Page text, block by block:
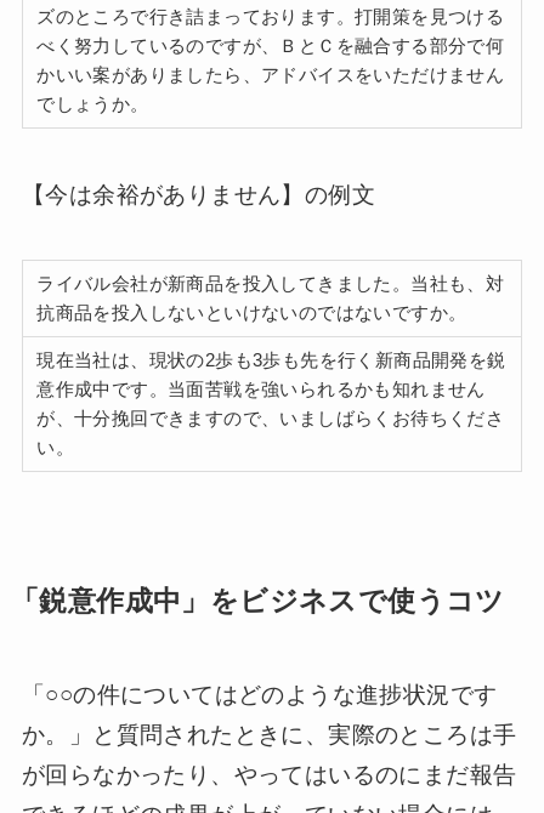
ズのところで行き詰まっております。打開策を見つける
べく努力しているのですが、ＢとＣを融合する部分で何
かいい案がありましたら、アドバイスをいただけません
でしょうか。
【今は余裕がありません】の例文
ライバル会社が新商品を投入してきました。当社も、対
抗商品を投入しないといけないのではないですか。
現在当社は、現状の2歩も3歩も先を行く新商品開発を鋭
意作成中です。当面苦戦を強いられるかも知れません
が、十分挽回できますので、いましばらくお待ちくださ
い。
「鋭意作成中」をビジネスで使うコツ
「○○の件についてはどのような進捗状況です
か。」と質問されたときに、実際のところは手
が回らなかったり、やってはいるのにまだ報告